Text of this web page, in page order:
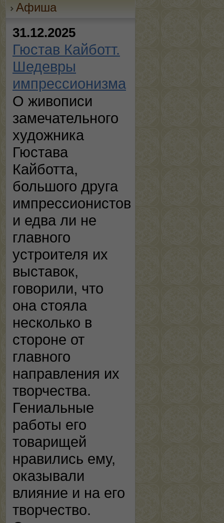
Афиша
31.12.2025
Гюстав Кайботт.
Шедевры
импрессионизма
О живописи
замечательного
художника
Гюстава
Кайботта,
большого друга
импрессионистов
и едва ли не
главного
устроителя их
выставок,
говорили, что
она стояла
несколько в
стороне от
главного
направления их
творчества.
Гениальные
работы его
товарищей
нравились ему,
оказывали
влияние и на его
творчество.